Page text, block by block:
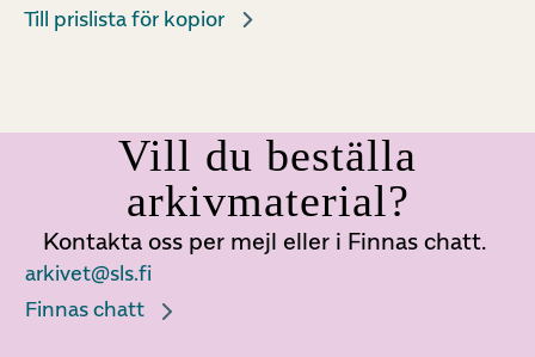
Till prislista för kopior
Vill du beställa
arkivmaterial?
Kontakta oss per mejl eller i Finnas chatt.
arkivet@sls.fi
Finnas chatt